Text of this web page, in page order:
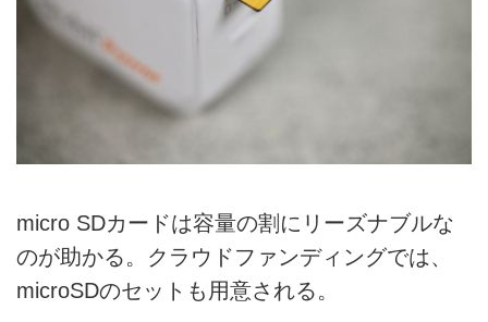
micro SDカードは容量の割にリーズナブルな
のが助かる。クラウドファンディングでは、
microSDのセットも用意される。